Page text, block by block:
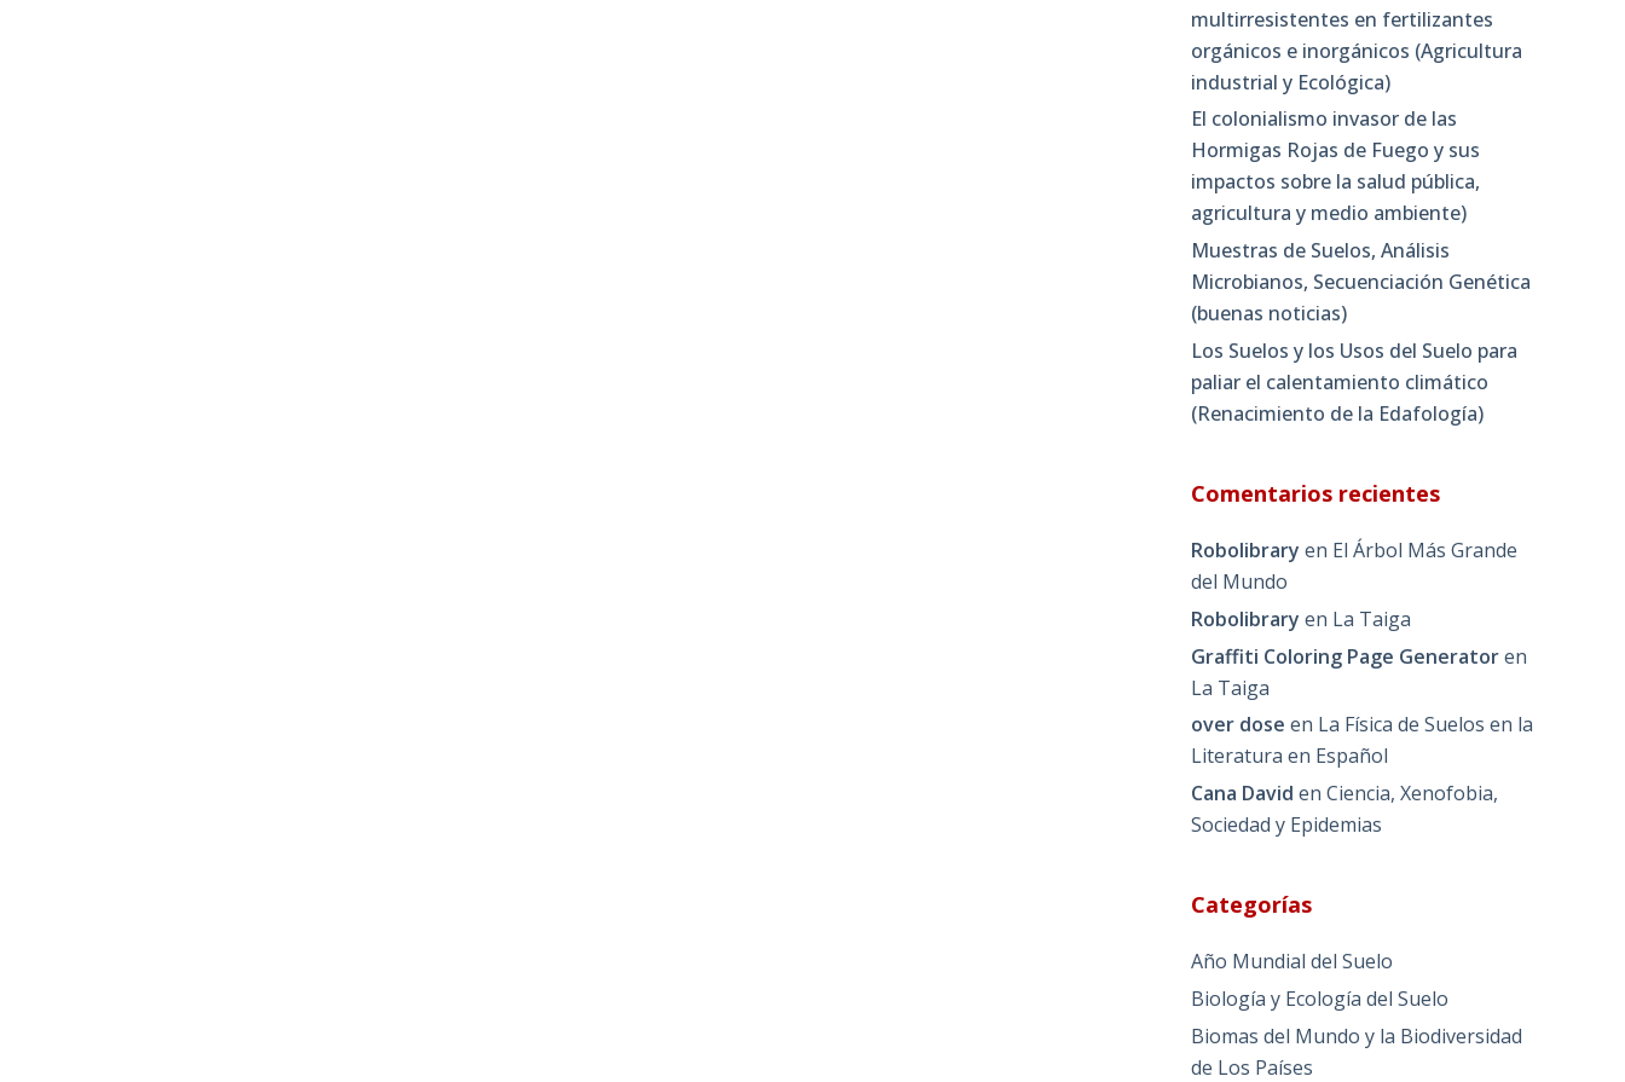
multirresistentes en fertilizantes
orgánicos e inorgánicos (Agricultura
industrial y Ecológica)
El colonialismo invasor de las
Hormigas Rojas de Fuego y sus
impactos sobre la salud pública,
agricultura y medio ambiente)
Muestras de Suelos, Análisis
Microbianos, Secuenciación Genética
(buenas noticias)
Los Suelos y los Usos del Suelo para
paliar el calentamiento climático
(Renacimiento de la Edafología)
Comentarios recientes
Robolibrary en El Árbol Más Grande
del Mundo
Robolibrary en La Taiga
Graffiti Coloring Page Generatoren
La Taiga
over dose en La Física de Suelos en la
Literatura en Español
Cana David enCiencia, Xenofobia,
Sociedad y Epidemias
Categorías
Año Mundial del Suelo
Biología y Ecología del Suelo
Biomas del Mundo y la Biodiversidad
de Los Países